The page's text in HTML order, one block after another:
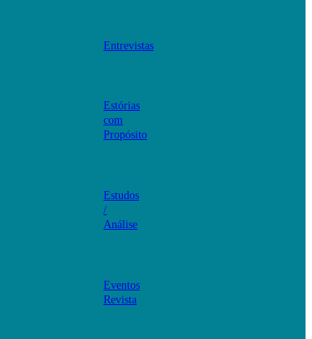
Entrevistas
Estórias
com
Propósito
Estudos
/
Análise
Eventos
Revista